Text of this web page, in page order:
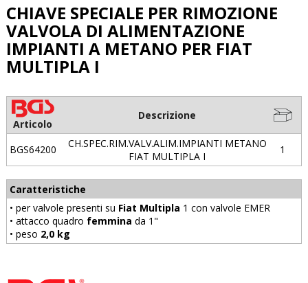
CHIAVE SPECIALE PER RIMOZIONE
VALVOLA DI ALIMENTAZIONE
IMPIANTI A METANO PER FIAT
MULTIPLA I
Articolo
Descrizione
BGS64200
CH.SPEC.RIM.VALV.ALIM.IMPIANTI METANO
FIAT MULTIPLA I
1
Caratteristiche
• per valvole presenti su Fiat Multipla 1 con valvole EMER
• attacco quadro femmina da 1"
• peso 2,0 kg